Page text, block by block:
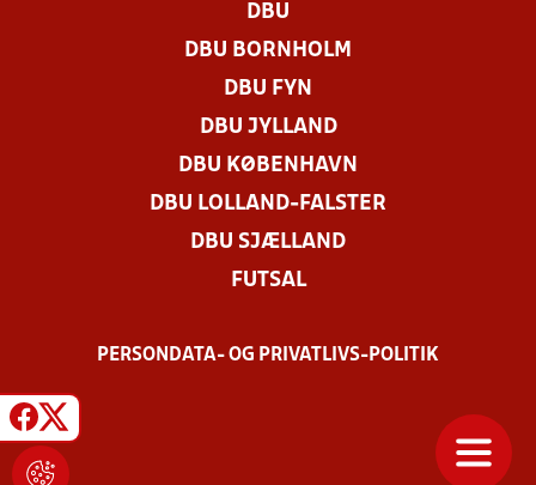
DBU
DBU BORNHOLM
DBU FYN
DBU JYLLAND
DBU KØBENHAVN
DBU LOLLAND-FALSTER
DBU SJÆLLAND
FUTSAL
PERSONDATA- OG PRIVATLIVS-POLITIK